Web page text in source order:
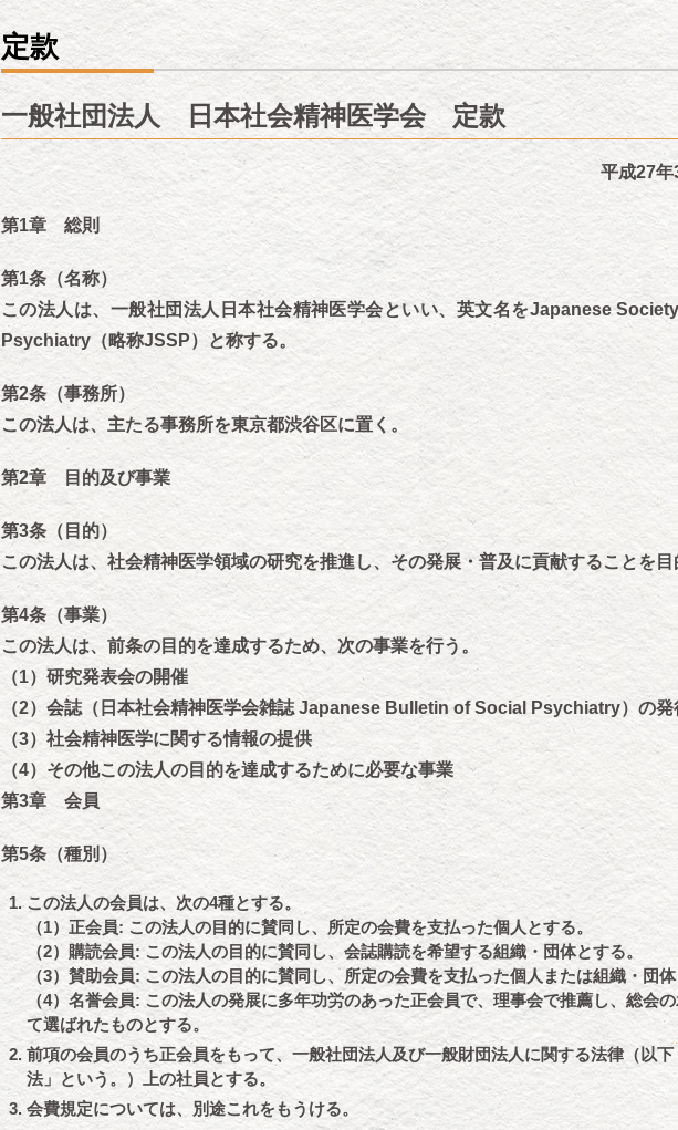
定款
一般社団法人 日本社会精神医学会 定款
平成27年
第1章 総則
第1条（名称）
この法人は、一般社団法人日本社会精神医学会といい、英文名をJapanese
Psychiatry（略称JSSP）と称する。
第2条（事務所）
この法人は、主たる事務所を東京都渋谷区に置く。
第2章 目的及び事業
第3条（目的）
この法人は、社会精神医学領域の研究を推進し、その発展・普及に貢献することを目
第4条（事業）
この法人は、前条の目的を達成するため、次の事業を行う。
（1）研究発表会の開催
（2）会誌（日本社会精神医学会雑誌 Japanese Bulletin of Social Psychiatry）の発
（3）社会精神医学に関する情報の提供
（4）その他この法人の目的を達成するために必要な事業
第3章 会員
第5条（種別）
この法人の会員は、次の4種とする。
（1）正会員: この法人の目的に賛同し、所定の会費を支払った個人とする。
（2）購読会員: この法人の目的に賛同し、会誌購読を希望する組織・団体とする。
（3）賛助会員: この法人の目的に賛同し、所定の会費を支払った個人または組織・団体
（4）名誉会員: この法人の発展に多年功労のあった正会員で、理事会で推薦し、総会
て選ばれたものとする。
前項の会員のうち正会員をもって、一般社団法人及び一般財団法人に関する法律（以下
法」という。）上の社員とする。
会費規定については、別途これをもうける。